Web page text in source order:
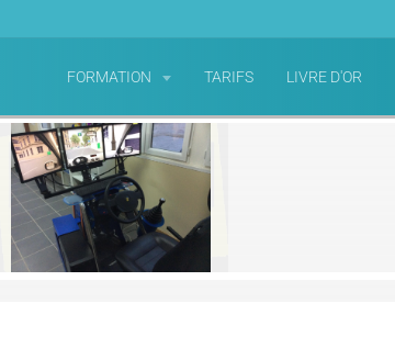
FORMATION TARIFS LIVRE D'OR